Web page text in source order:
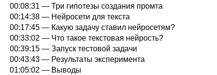
00:08:31 — Три гипотезы создания промта
00:14:38 — Нейросети для текста
00:17:45 — Какую задачу ставил нейросетям?
00:33:02 — Что такое текстовая нейрость?
00:39:15 — Запуск тестовой задачи
00:43:43 — Результаты эксперимента
01:05:02 — Выводы